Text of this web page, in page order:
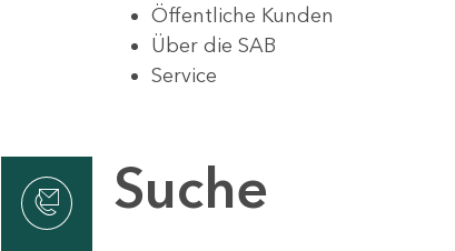
Öffentliche Kunden
Über die SAB
Service
Suche